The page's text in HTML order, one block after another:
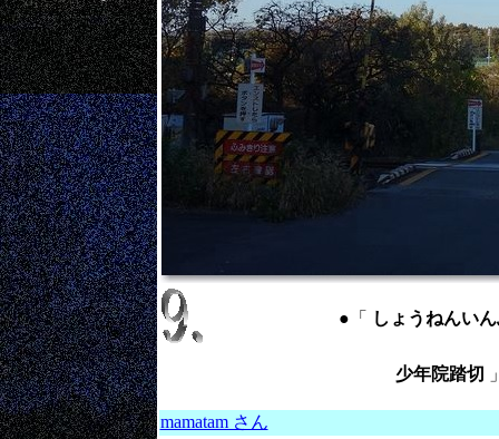
●「 しょうねんい
少年院踏切
mamatam さん